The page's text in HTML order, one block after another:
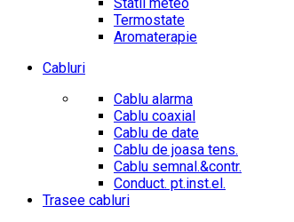
Termostate
Aromaterapie
Cabluri
Cablu alarma
Cablu coaxial
Cablu de date
Cablu de joasa tens.
Cablu semnal.&contr.
Conduct. pt.inst.el.
Trasee cabluri